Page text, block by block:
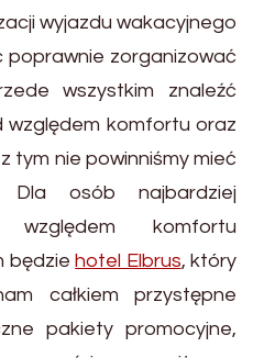
wyjazdu wakacyjnego
poprawnie zorganizować
wszystkim znaleźć
komfortu oraz
tym nie powinniśmy mieć
Dla osób najbardziej
komfortu
będziehotel Elbrus, który
całkiem przystępne
pakiety promocyjne,